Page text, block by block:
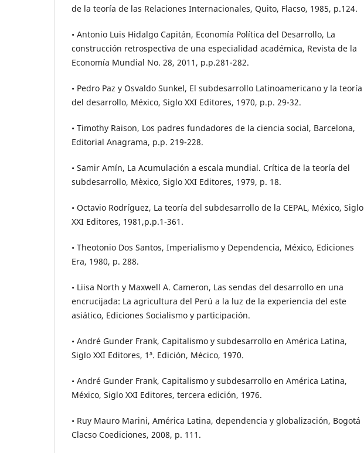
de la teoría de las Relaciones Internacionales, Quito, Flacso, 1985, p.124.
• Antonio Luis Hidalgo Capitán, Economía Política del Desarrollo, La
construcción retrospectiva de una especialidad académica, Revista de la
Economía Mundial No. 28, 2011, p.p.281-282.
• Pedro Paz y Osvaldo Sunkel, El subdesarrollo Latinoamericano y la teoría
del desarrollo, México, Siglo XXI Editores, 1970, p.p. 29-32.
• Timothy Raison, Los padres fundadores de la ciencia social, Barcelona,
Editorial Anagrama, p.p. 219-228.
• Samir Amín, La Acumulación a escala mundial. Crítica de la teoría del
subdesarrollo, Mèxico, Siglo XXI Editores, 1979, p. 18.
• Octavio Rodríguez, La teoría del subdesarrollo de la CEPAL, México, Siglo
XXI Editores, 1981,p.p.1-361.
• Theotonio Dos Santos, Imperialismo y Dependencia, México, Ediciones
Era, 1980, p. 288.
• Liisa North y Maxwell A. Cameron, Las sendas del desarrollo en una
encrucijada: La agricultura del Perú a la luz de la experiencia del este
asiático, Ediciones Socialismo y participación.
• André Gunder Frank, Capitalismo y subdesarrollo en América Latina,
Siglo XXI Editores, 1ª. Edición, Mécico, 1970.
• André Gunder Frank, Capitalismo y subdesarrollo en América Latina,
México, Siglo XXI Editores, tercera edición, 1976.
• Ruy Mauro Marini, América Latina, dependencia y globalización, Bogotá
Clacso Coediciones, 2008, p. 111.